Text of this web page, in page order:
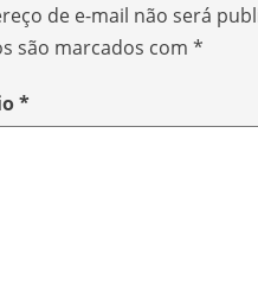
de e-mail não será
são marcados com *
*